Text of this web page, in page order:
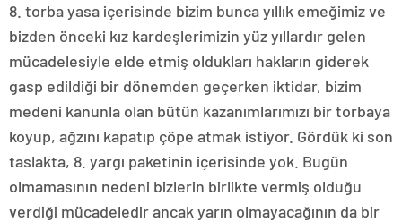
8. torba yasa içerisinde bizim bunca yıllık emeğimiz ve
bizden önceki kız kardeşlerimizin yüz yıllardır gelen
mücadelesiyle elde etmiş oldukları hakların giderek
gasp edildiği bir dönemden geçerken iktidar, bizim
medeni kanunla olan bütün kazanımlarımızı bir torbaya
koyup, ağzını kapatıp çöpe atmak istiyor. Gördük ki son
taslakta, 8. yargı paketinin içerisinde yok. Bugün
olmamasının nedeni bizlerin birlikte vermiş olduğu
verdiği mücadeledir ancak yarın olmayacağının da bir